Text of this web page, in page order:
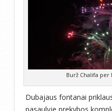
Burž Chalifa per
Dubajaus fontanai
pasaulyje prekybos